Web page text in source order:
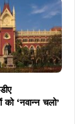
को ‘नवान्न चलो’